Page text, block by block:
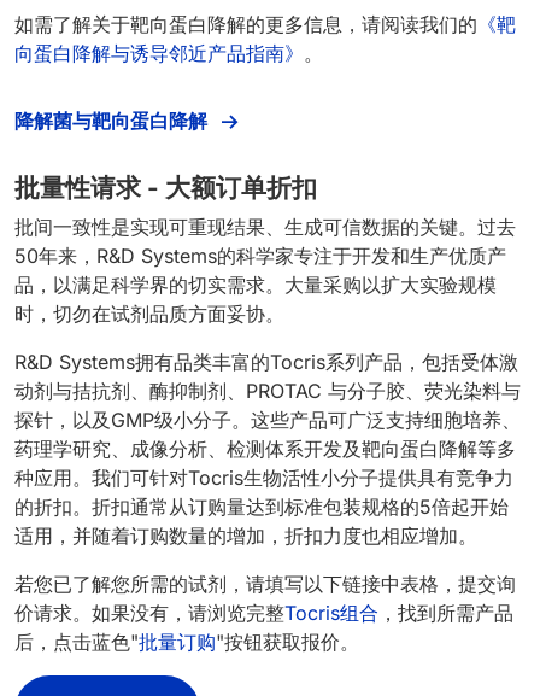
如需了解关于靶向蛋白降解的更多信息，请阅读我们的 《靶
向蛋白降解与诱导邻近产品指南》 。
降解菌与靶向蛋白降解
批量性请求 - 大额订单折扣
批间一致性是实现可重现结果、生成可信数据的关键。过去
50年来，R&D Systems的科学家专注于开发和生产优质产
品，以满足科学界的切实需求。大量采购以扩大实验规模
时，切勿在试剂品质方面妥协。
R&D Systems拥有品类丰富的Tocris系列产品，包括受体激
动剂与拮抗剂、酶抑制剂、PROTAC 与分子胶、荧光染料与
探针，以及GMP级小分子。这些产品可广泛支持细胞培养、
药理学研究、成像分析、检测体系开发及靶向蛋白降解等多
种应用。我们可针对Tocris生物活性小分子提供具有竞争力
的折扣。折扣通常从订购量达到标准包装规格的5倍起开始
适用，并随着订购数量的增加，折扣力度也相应增加。
若您已了解您所需的试剂，请填写以下链接中表格，提交询
价请求。如果没有，请浏览完整Tocris组合 ，找到所需产品
后，点击蓝色"批量订购"按钮获取报价。